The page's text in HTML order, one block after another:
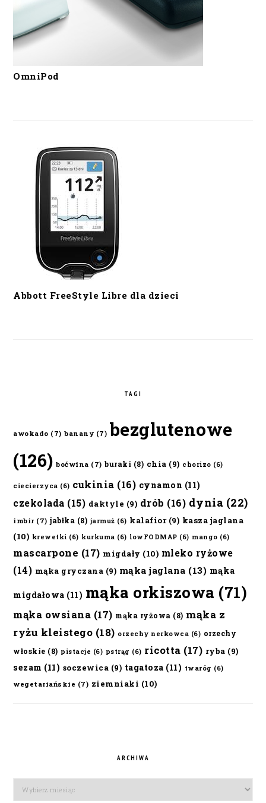
OmniPod
Abbott FreeStyle Libre dla dzieci
TAGI
awokado (7) banany (7) bezglutenowe
(126) boćwina (7) buraki (8) chia (9) chorizo (6)
ciecierzyca (6) cukinia (16) cynamon (11)
czekolada (15) daktyle (9) drób (16) dynia (22)
imbir (7) jabłka (8) jarmuż (6) kalafior(9) kasza jaglana
(10) krewetki (6) kurkuma (6) lowFODMAP (6) mango (6)
mascarpone (17) migdały (10) mleko ryżowe
(14) mąka gryczana (9) mąka jaglana (13) mąka
migdałowa (11) mąka orkiszowa (71)
mąka owsiana (17) mąka ryżowa (8) mąka z
ryżu kleistego (18) orzechy nerkowca (6) orzechy
włoskie (8) pistacje (6) pstrąg (6) ricotta (17) ryba (9)
sezam (11) soczewica (9) tagatoza (11) twaróg (6)
wegetariańskie (7) ziemniaki (10)
ARCHIWA
Archiwa